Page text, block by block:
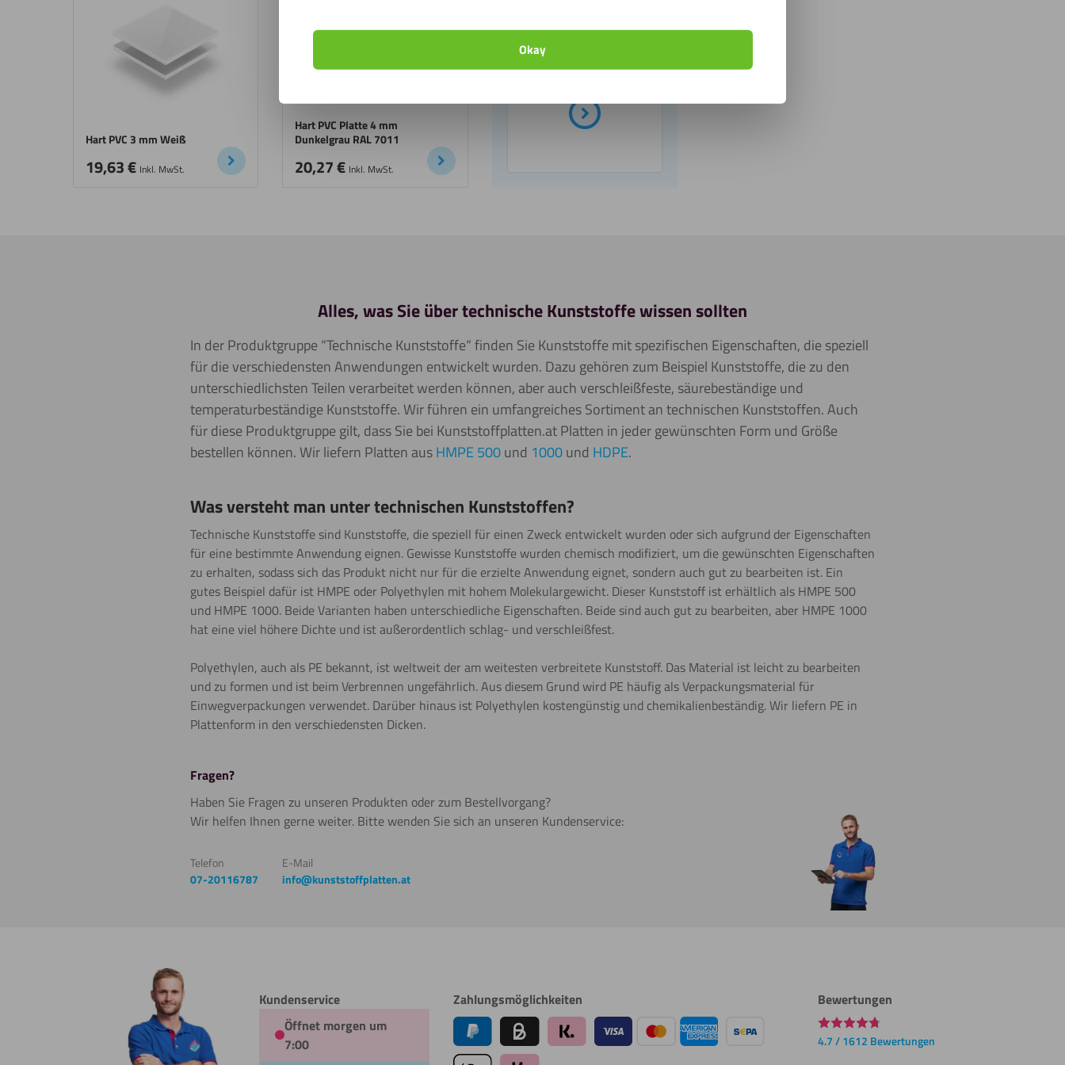
Okay
Hart PVC 3 mm Weiß
19,63€ Inkl. MwSt.
Hart PVC Platte 4 mm
Dunkelgrau RAL 7011
20,27€ Inkl. MwSt.
Hart-PVC Platten
Zuschnitt
Alles, was Sie über technische Kunststoffe wissen sollten
In der Produktgruppe “Technische Kunststoffe“ finden Sie Kunststoffe mit spezifischen Eigenschaften, die speziell
für die verschiedensten Anwendungen entwickelt wurden. Dazu gehören zum Beispiel Kunststoffe, die zu den
unterschiedlichsten Teilen verarbeitet werden können, aber auch verschleißfeste, säurebeständige und
temperaturbeständige Kunststoffe. Wir führen ein umfangreiches Sortiment an technischen Kunststoffen. Auch
für diese Produktgruppe gilt, dass Sie bei Kunststoffplatten.at Platten in jeder gewünschten Form und Größe
bestellen können. Wir liefern Platten ausHMPE 500und 1000und HDPE.
Was versteht man unter technischen Kunststoffen?
Technische Kunststoffe sind Kunststoffe, die speziell für einen Zweck entwickelt wurden oder sich aufgrund der Eigenschaften
für eine bestimmte Anwendung eignen. Gewisse Kunststoffe wurden chemisch modifiziert, um die gewünschten Eigenschaften
zu erhalten, sodass sich das Produkt nicht nur für die erzielte Anwendung eignet, sondern auch gut zu bearbeiten ist. Ein
gutes Beispiel dafür ist HMPE oder Polyethylen mit hohem Molekulargewicht. Dieser Kunststoff ist erhältlich als HMPE 500
und HMPE 1000. Beide Varianten haben unterschiedliche Eigenschaften. Beide sind auch gut zu bearbeiten, aber HMPE 1000
hat eine viel höhere Dichte und ist außerordentlich schlag- und verschleißfest.
Polyethylen, auch als PE bekannt, ist weltweit der am weitesten verbreitete Kunststoff. Das Material ist leicht zu bearbeiten
und zu formen und ist beim Verbrennen ungefährlich. Aus diesem Grund wird PE häufig als Verpackungsmaterial für
Einwegverpackungen verwendet. Darüber hinaus ist Polyethylen kostengünstig und chemikalienbeständig. Wir liefern PE in
Plattenform in den verschiedensten Dicken.
Fragen?
Haben Sie Fragen zu unseren Produkten oder zum Bestellvorgang?
Wir helfen Ihnen gerne weiter. Bitte wenden Sie sich an unseren Kundenservice:
Telefon
07-20116787
E-Mail
info@kunststoffplatten.at
Kundenservice
Öffnet morgen um
7:00
Zahlungsmöglichkeiten Bewertungen
4.7 / 1612 Bewertungen